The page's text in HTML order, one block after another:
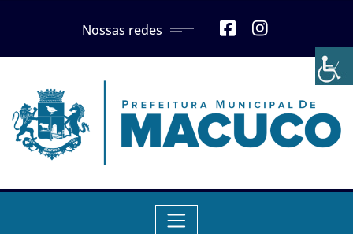
Nossas redes